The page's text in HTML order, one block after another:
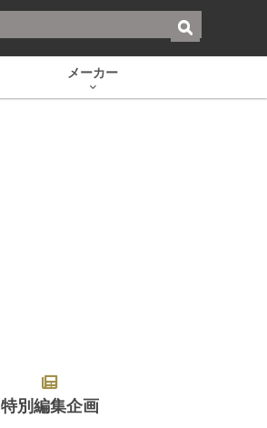
メーカー
特別編集企画